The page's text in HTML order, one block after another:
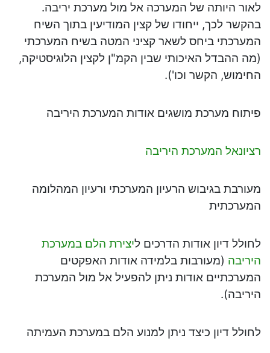
לאור היותה של המערכה אל מול מערכת יריבה.
בהקשר לכך, ייחודו של קצין המודיעין בתוך השיח
המערכתי ביחס לשאר קציני המטה בשיח המערכתי
(מה ההבדל האיכותי שבין הקמ"ן לקצין הלוגיסטיקה,
החימוש, הקשר וכו').
פיתוח מערכת מושגים אודות המערכת היריבה
רציונאל המערכת היריבה
מעורבת בגיבוש הרעיון המערכתי ורעיון המהלומה
המערכתית
לחולל דיון אודות הדרכים ליצירת הלם במערכת
היריבה (מעורבות בלמידה אודות האפקטים
המערכתיים אודות ניתן להפעיל אל מול המערכת
היריבה).
לחולל דיון כיצד ניתן למנוע הלם במערכת העמיתה